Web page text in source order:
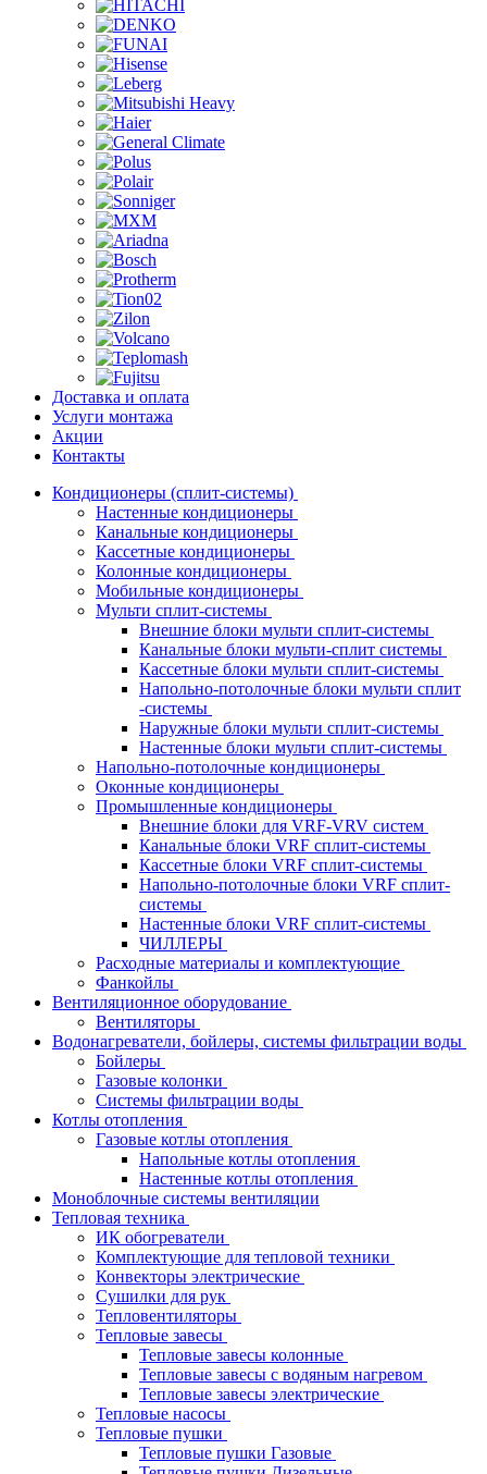
Доставка и оплата
Услуги монтажа
Акции
Контакты
Кондиционеры (сплит-системы)
Настенные кондиционеры
Канальные кондиционеры
Кассетные кондиционеры
Колонные кондиционеры
Мобильные кондиционеры
Мульти сплит-системы
Внешние блоки мульти сплит-системы
Канальные блоки мульти-сплит системы
Кассетные блоки мульти сплит-системы
Напольно-потолочные блоки мульти сплит
-системы
Наружные блоки мульти сплит-системы
Настенные блоки мульти сплит-системы
Напольно-потолочные кондиционеры
Оконные кондиционеры
Промышленные кондиционеры
Внешние блоки для VRF-VRV систем
Канальные блоки VRF сплит-системы
Кассетные блоки VRF сплит-системы
Напольно-потолочные блоки VRF сплит-
системы
Настенные блоки VRF сплит-системы
ЧИЛЛЕРЫ
Расходные материалы и комплектующие
Фанкойлы
Вентиляционное оборудование
Вентиляторы
Водонагреватели, бойлеры, системы фильтрации воды
Бойлеры
Газовые колонки
Системы фильтрации воды
Котлы отопления
Газовые котлы отопления
Напольные котлы отопления
Настенные котлы отопления
Моноблочные системы вентиляции
Тепловая техника
ИК обогреватели
Комплектующие для тепловой техники
Конвекторы электрические
Сушилки для рук
Тепловентиляторы
Тепловые завесы
Тепловые завесы колонные
Тепловые завесы с водяным нагревом
Тепловые завесы электрические
Тепловые насосы
Тепловые пушки
Тепловые пушки Газовые